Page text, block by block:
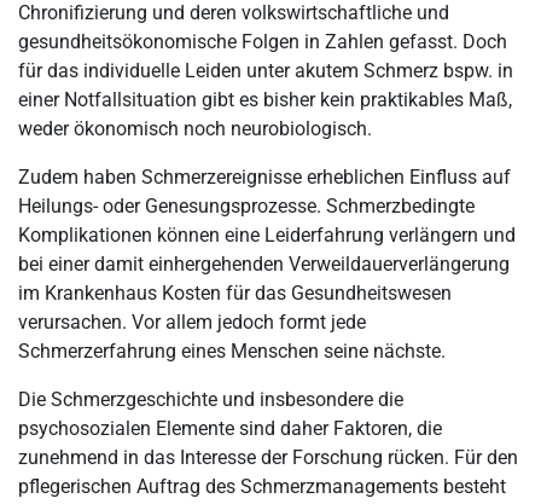
Chronifizierung und deren volkswirtschaftliche und
gesundheitsökonomische Folgen in Zahlen gefasst. Doch
für das individuelle Leiden unter akutem Schmerz bspw. in
einer Notfallsituation gibt es bisher kein praktikables Maß,
weder ökonomisch noch neurobiologisch.
Zudem haben Schmerzereignisse erheblichen Einfluss auf
Heilungs- oder Genesungsprozesse. Schmerzbedingte
Komplikationen können eine Leiderfahrung verlängern und
bei einer damit einhergehenden Verweildauerverlängerung
im Krankenhaus Kosten für das Gesundheitswesen
verursachen. Vor allem jedoch formt jede
Schmerzerfahrung eines Menschen seine nächste.
Die Schmerzgeschichte und insbesondere die
psychosozialen Elemente sind daher Faktoren, die
zunehmend in das Interesse der Forschung rücken. Für den
pflegerischen Auftrag des Schmerzmanagements besteht